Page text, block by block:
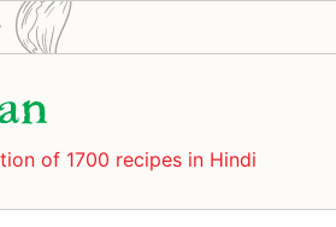
of 1700 recipes in Hindi